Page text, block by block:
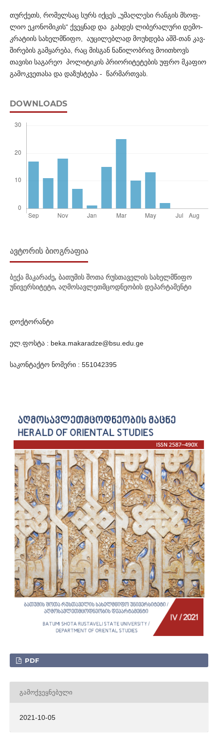
თურქეთს, რომელსაც სურს იქცეს „უმაღლესი რანგის მსოფ­
ლიო ეკო­ნომიკის“ ქვეყნად და გახდეს ლიბერალური დემო­
კრატიის სახელმწიფო, აუცილებლად მოუხდება აშშ-თან კავ­
ში­რების გამყარება, რაც მისგან ნაწილობრივ მოითხოვს
თავისი საგარეო პო­ლი­ტიკის პრიორიტეტების უფრო მკაფიო
გამოკვე­თ­ასა და დაზუსტება - წარმართვას.
DOWNLOADS
ᲐᲕᲢᲝᲠᲘᲡ ᲑᲘᲝᲒᲠᲐᲤᲘᲐ
ბექა მაკარაძე, ბათუმის შოთა რუსთაველის სახელმწიფო
უნივერსიტეტი, აღმოსავლეთმცოდნეობის დეპარტამენტი
დოქტორანტი
ელ.ფოსტა : beka.makaradze@bsu.edu.ge
საკონტაქტო ნომერი : 551042395
PDF
ᲒᲐᲛᲝᲥᲕᲔᲧᲜᲔᲑᲣᲚᲘ
2021-10-05